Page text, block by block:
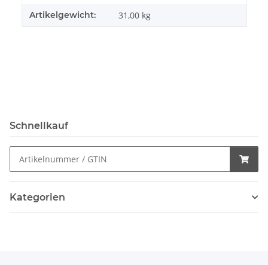
Artikelgewicht: 31,00 kg
Schnellkauf
Kategorien